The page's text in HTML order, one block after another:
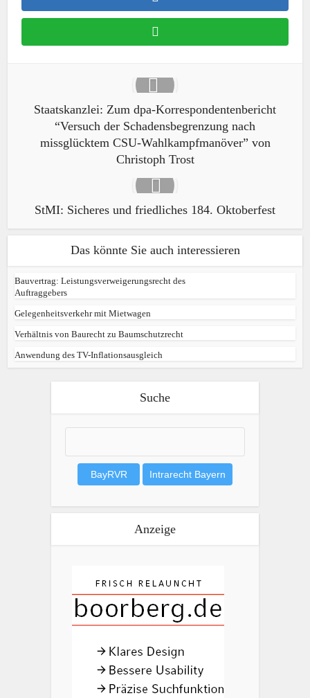
Staatskanzlei: Zum dpa-Korrespondentenbericht
“Versuch der Schadensbegrenzung nach
missglücktem CSU-Wahlkampfmanöver” von
Christoph Trost
StMI: Sicheres und friedliches 184. Oktoberfest
Das könnte Sie auch interessieren
Bauvertrag: Leistungsverweigerungsrecht des
Auftraggebers
Gelegenheitsverkehr mit Mietwagen
Verhältnis von Baurecht zu Baumschutzrecht
Anwendung des TV-Inflationsausgleich
Suche
Anzeige